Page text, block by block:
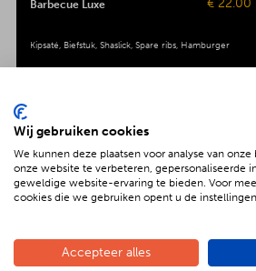
Barbecue Luxe € 22.00
Kipsaté Biefstuk Shaslick Spare ribs Hamburger
De voordelen van
Wij gebruiken cookies
We kunnen deze plaatsen voor analyse van
onze website te verbeteren, gepersonaliseerde
geweldige website-ervaring te bieden. Voor
cookies die we gebruiken opent u de instellingen.
Accepteer alles